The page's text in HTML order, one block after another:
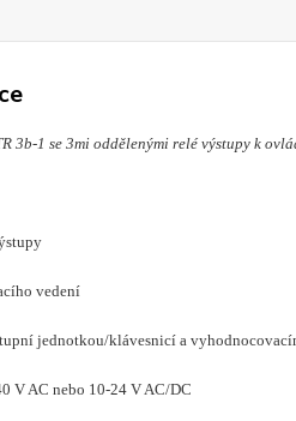
3b-1 se 3mi oddělenými relé výstupy k
vedení
jednotkou/klávesnicí a
V AC nebo 10-24 V AC/DC